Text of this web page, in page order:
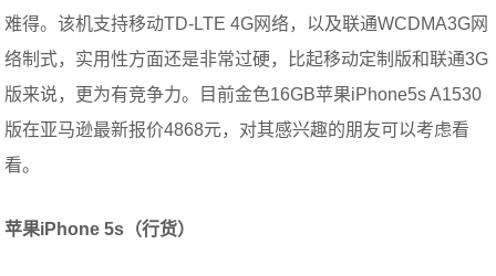
难得。该机支持移动TD-LTE 4G网络，以及联通WCDMA3G网
络制式，实用性方面还是非常过硬，比起移动定制版和联通3G
版来说，更为有竞争力。目前金色16GB苹果iPhone5s A1530
版在亚马逊最新报价4868元，对其感兴趣的朋友可以考虑看
看。
苹果iPhone 5s（行货）